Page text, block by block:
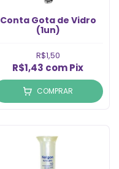
Conta Gota de Vidro
(1un)
R$1,50
R$1,43 comPix
COMPRAR